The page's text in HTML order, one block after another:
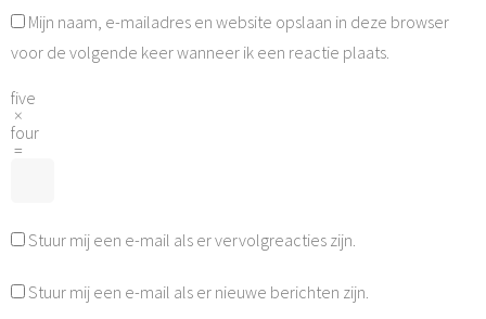
Mijn naam, e-mailadres en website opslaan in deze browser
voor de volgende keer wanneer ik een reactie plaats.
five
×
four
=
Stuur mij een e-mail als er vervolgreacties zijn.
Stuur mij een e-mail als er nieuwe berichten zijn.